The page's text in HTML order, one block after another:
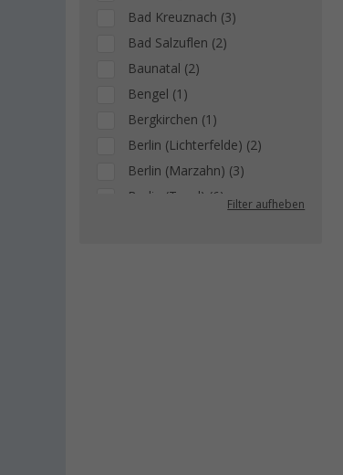
Bad Kreuznach (3)
Bad Salzuflen (2)
Baunatal (2)
Bengel (1)
Bergkirchen (1)
Berlin (Lichterfelde) (2)
Berlin (Marzahn) (3)
Berlin (Tegel) (6)
Filter aufheben